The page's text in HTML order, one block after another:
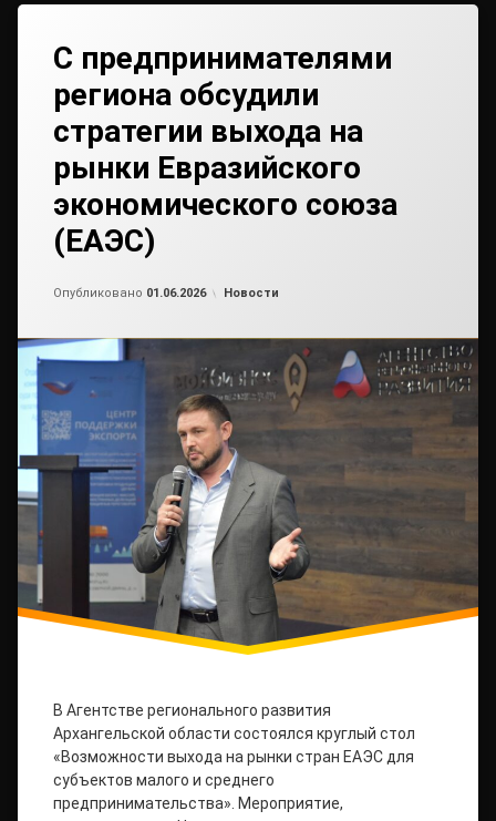
С предпринимателями
региона обсудили
стратегии выхода на
рынки Евразийского
экономического союза
(ЕАЭС)
Опубликовано 01.06.2026 Рубрики:
Новости
В Агентстве регионального развития
Архангельской области состоялся круглый стол
«Возможности выхода на рынки стран ЕАЭС для
субъектов малого и среднего
предпринимательства». Мероприятие,